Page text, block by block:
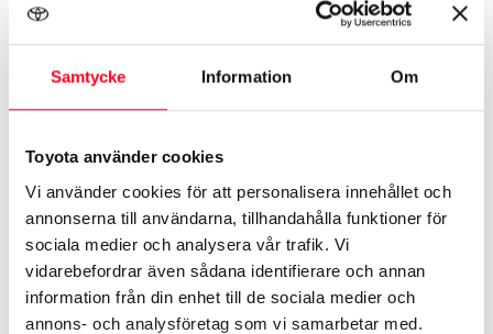
Samtycke Information Om
Toyota använder cookies
Vi använder cookies för att personalisera innehållet och
annonserna till användarna, tillhandahålla funktioner för
sociala medier och analysera vår trafik. Vi
vidarebefordrar även sådana identifierare och annan
information från din enhet till de sociala medier och
annons- och analysföretag som vi samarbetar med.
juni 2029.
Premien betalas ut månadsvis under högst 36
månader och minskar din månadsbetalning med
med riktigt låg inkomst kan även få ett
starttillägg på 18.000 kr. Premien beviljas en
gång per sökande.
Mer info om elbilspremien »